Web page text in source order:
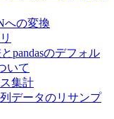
への変換
pandasのデフォル
いて
集計
データのリサンプ